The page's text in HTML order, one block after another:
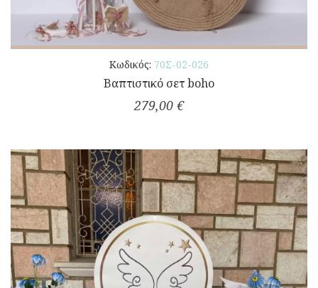
Κωδικός: 70Σ-02-026
Βαπτιστικό σετ boho
279,00 €